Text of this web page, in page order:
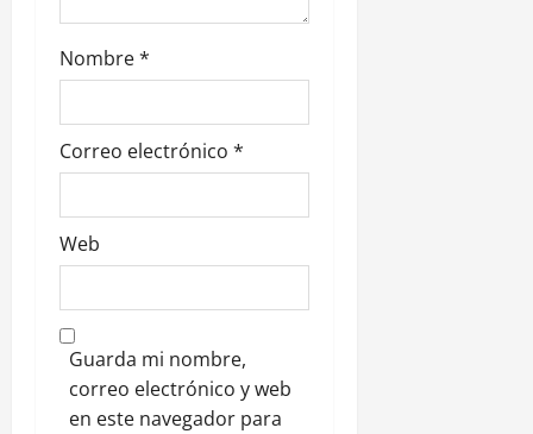
d
a
s
Nombre*
Correo electrónico *
Web
Guarda mi nombre,
correo electrónico y web
en este navegador para